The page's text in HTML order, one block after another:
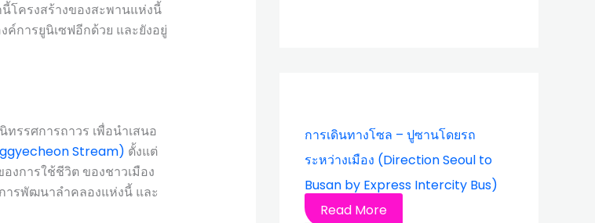
โครงสร้างของสะพานแห่งนี้
ค์การยูนิเซฟอีกด้วย และยังอยู่
รรศการถาวร เพื่อนำเสนอ
Stream) ตั้งแต่
งการใช้ชีวิต ของชาวเมือง
ารพัฒนาลำคลองแห่งนี้ และ
การเดินทางโซล – ปูซานโดยรถ
ระหว่างเมือง (Direction Seoul to
Busan by Express Intercity Bus)
Read More